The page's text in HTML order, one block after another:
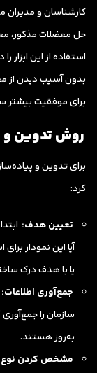
کارشناسان و مدیران
حل معضلات مذکور،
بدون آسیب دیدن از
برای موفقیت بیشتر
روش تدوین و
برای تدوین و
کرد:
تعیین هدف:
آیا این نمودار
یا با هدف درک
جمع‌آوری اطلاعات:
سازمان را
به‌روز هستند.
مشخص کردن نوع